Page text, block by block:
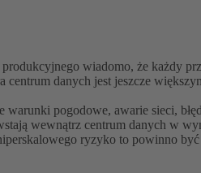
wiadomo, że każdy
centrum danych jest jeszcze
pogodowe, awarie sieci,
wewnątrz centrum danych w
ryzyko to powinno być